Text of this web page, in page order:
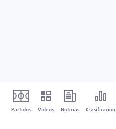
Partidos Vídeos Noticias Clasificación